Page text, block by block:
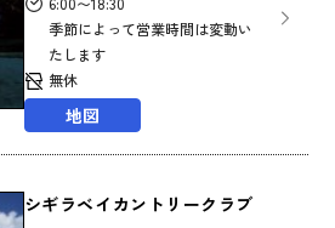
季節によって営業時間は変動い
たします
無休
地図
シギラベイカントリークラブ